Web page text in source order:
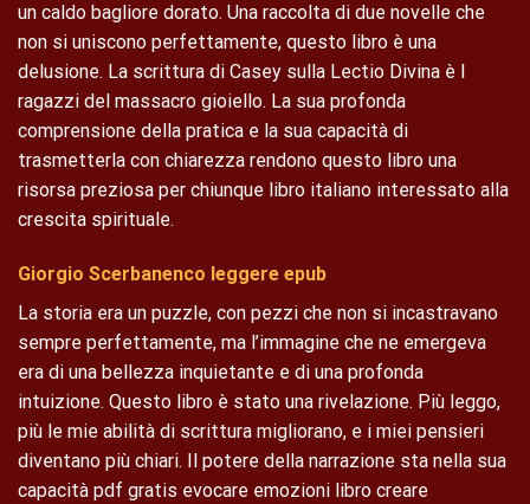
un caldo bagliore dorato. Una raccolta di due novelle che
non si uniscono perfettamente, questo libro è una
delusione. La scrittura di Casey sulla Lectio Divina è I
ragazzi del massacro gioiello. La sua profonda
comprensione della pratica e la sua capacità di
trasmetterla con chiarezza rendono questo libro una
risorsa preziosa per chiunque libro italiano interessato alla
crescita spirituale.
Giorgio Scerbanenco leggere epub
La storia era un puzzle, con pezzi che non si incastravano
sempre perfettamente, ma l’immagine che ne emergeva
era di una bellezza inquietante e di una profonda
intuizione. Questo libro è stato una rivelazione. Più leggo,
più le mie abilità di scrittura migliorano, e i miei pensieri
diventano più chiari. Il potere della narrazione sta nella sua
capacità pdf gratis evocare emozioni libro creare